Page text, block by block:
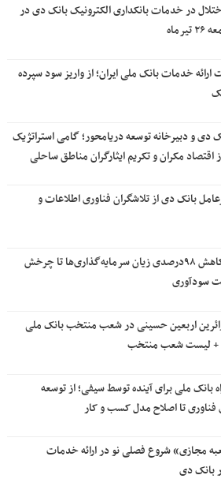
در خدمات بانکداری الکترونیک بانک دی در
خدمات بانک ملی ایران؛ از واریز سود سپرده
دی و دبیرخانه توسعه دریامحور؛ گامی استراتژیک
اقتصاد مکران و تکریم ایثارگران مناطق ساحلی
بانک دی از تلاشگران فناوری اطلاعات و
بانک دی، از کاهش ۹۸درصدی زیان سرمایه‌گذاری‌ها تا چرخش
سودآوری
اربعین حسینی در شعب منتخب بانک ملی
+ لیست شعب منتخب
بانک ملی برای آینده توسط سیفی؛ از توسعه
تا اصلاح مدل کسب و کار
مجازی» شروع فصلی نو در ارائه خدمات
بانک دی